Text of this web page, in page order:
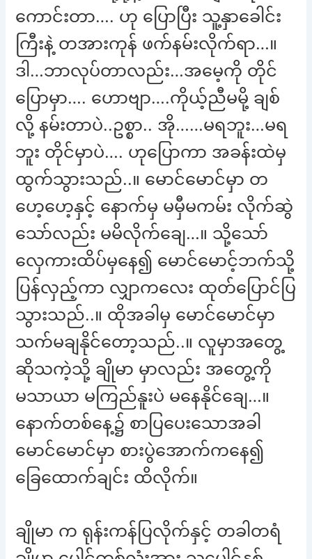
ကောင်းတာ…. ဟု ပြောပြီး သူ့နှာခေါင်း
ကြီးနဲ့ တအားကုန် ဖက်နမ်းလိုက်ရာ…။
ဒါ…ဘာလုပ်တာလည်း…အမေ့ကို တိုင်
ပြောမှာ…. ဟောဗျာ….ကိုယ့်ညီမမို့ ချစ်
လို့ နမ်းတာပဲ..ဥစ္စာ.. အို……မရဘူး…မရ
ဘူး တိုင်မှာပဲ…. ဟုပြောကာ အခန်းထဲမှ
ထွက်သွားသည်..။ မောင်မောင်မှာ တ
ဟေ့ဟေ့နှင့် နောက်မှ မမှီမကမ်း လိုက်ဆွဲ
သော်လည်း မမိလိုက်ချေ…။ သို့သော်
လှေကားထိပ်မှနေ၍ မောင်မောင့်ဘက်သို့
ပြန်လှည့်ကာ လျှာကလေး ထုတ်ပြောင်ပြ
သွားသည်..။ ထိုအခါမှ မောင်မောင်မှာ
သက်မချနိုင်တော့သည်..။ လူမှာအတွေ့
ဆိုသကဲ့သို့ ချိုမာ မှာလည်း အတွေ့ကို
မသာယာ မကြည်နူးပဲ မနေနိုင်ချေ…။
နောက်တစ်နေ့၌ စာပြပေးသောအခါ
မောင်မောင်မှာ စားပွဲအောက်ကနေ၍
ခြေထောက်ချင်း ထိလိုက်။
ချိုမာ က ရုန်းကန်ပြလိုက်နှင့် တခါတရံ